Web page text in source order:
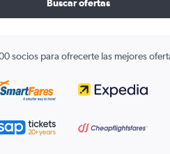
Buscar ofertas
socios para ofrecerte las mejores